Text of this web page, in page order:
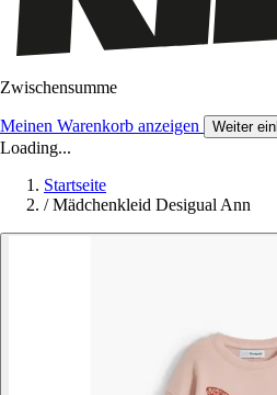
Zwischensumme
Meinen Warenkorb anzeigen Weiter
Loading...
Startseite
/ Mädchenkleid Desigual Ann